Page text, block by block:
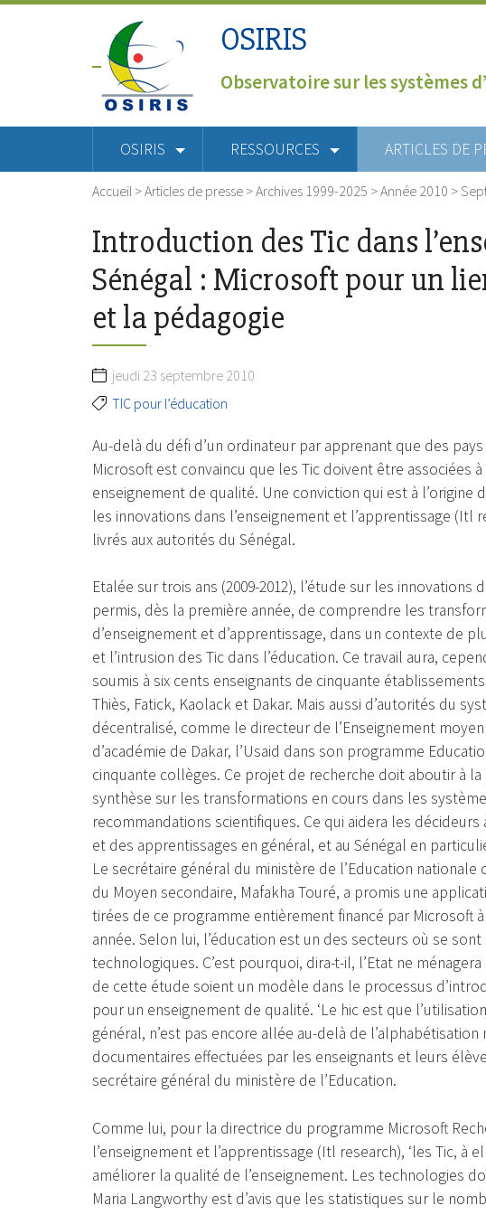
OSIRIS
Observatoire sur les systèmes
OSIRIS RESSOURCES ARTICLES DE
Accueil >Articles de presse >Archives 1999-2025 >Année 2010 >
Introduction des Tic dans
Sénégal : Microsoft pour un
et la pédagogie
jeudi 23 septembre 2010
TIC pour l’éducation
Au-delà du défi d’un ordinateur par apprenant que des
Microsoft est convaincu que les Tic doivent être associées
enseignement de qualité. Une conviction qui est à
les innovations dans l’enseignement et l’apprentissage
livrés aux autorités du Sénégal.
Etalée sur trois ans (2009-2012), l’étude sur les innovations
permis, dès la première année, de comprendre les
d’enseignement et d’apprentissage, dans un contexte de
et l’intrusion des Tic dans l’éducation. Ce travail aura,
soumis à six cents enseignants de cinquante
Thiès, Fatick, Kaolack et Dakar. Mais aussi d’autorités du
décentralisé, comme le directeur de l’Enseignement
d’académie de Dakar, l’Usaid dans son programme
cinquante collèges. Ce projet de recherche doit aboutir à
synthèse sur les transformations en cours dans les
recommandations scientifiques. Ce qui aidera les
et des apprentissages en général, et au Sénégal en
Le secrétaire général du ministère de l’Education
du Moyen secondaire, Mafakha Touré, a promis une
tirées de ce programme entièrement financé par Microsoft
année. Selon lui, l’éducation est un des secteurs où se
technologiques. C’est pourquoi, dira-t-il, l’Etat ne
de cette étude soient un modèle dans le processus
pour un enseignement de qualité. ‘Le hic est que
général, n’est pas encore allée au-delà de
documentaires effectuées par les enseignants et leurs
secrétaire général du ministère de l’Education.
Comme lui, pour la directrice du programme Microsoft
l’enseignement et l’apprentissage (Itl research), ‘les Tic, à
améliorer la qualité de l’enseignement. Les technologies
Maria Langworthy est d’avis que les statistiques sur le